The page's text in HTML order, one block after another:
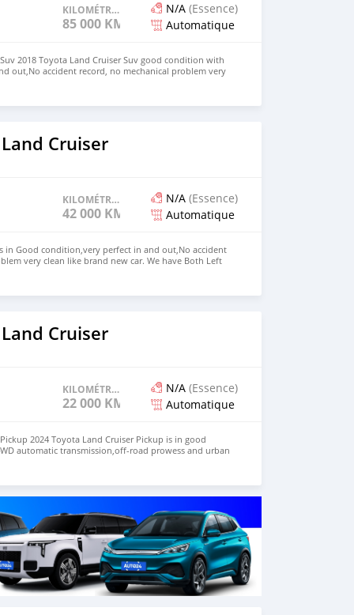
KILOMÉTRAGE
85 000 KM
N/A (Essence)
Automatique
2018 Toyota Land Cruiser Suv good condition with
out,No accident record, no mechanical problem very
have Both LHD and RHD. Price: $6,500 USD WHATSAPP
EMAIL: lucansachezs@hotmail.com
Cruiser
KILOMÉTRAGE
42 000 KM
N/A (Essence)
Automatique
in Good condition,very perfect in and out,No accident
very clean like brand new car. We have Both Left
steering Price: $ 5,000 USD WHATSAPP NUMBER:
lucansachezs@hotmail.com
Cruiser
KILOMÉTRAGE
22 000 KM
N/A (Essence)
Automatique
2024 Toyota Land Cruiser Pickup is in good
automatic transmission,off-road prowess and urban
vehicle. We have both RHD and LHD. Price: $ 7,000
CONTACT EMAIL: